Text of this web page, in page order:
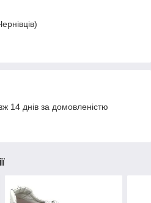
14 днів за домовленістю